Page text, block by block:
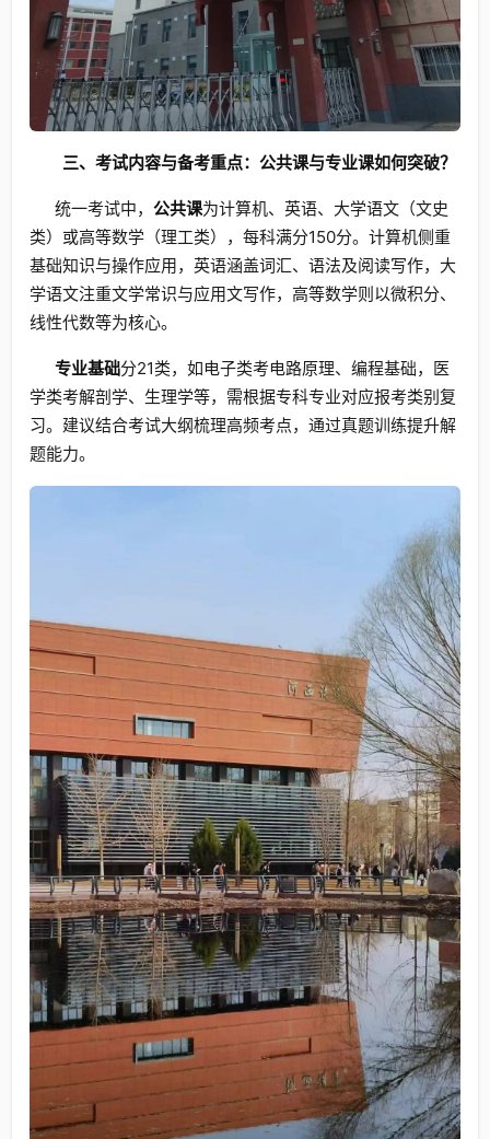
三、考试内容与备考重点：公共课与专业课如何突破？
统一考试中， 公共课为计算机、英语、大学语文（文史
类）或高等数学（理工类），每科满分150分。计算机侧重
基础知识与操作应用，英语涵盖词汇、语法及阅读写作，大
学语文注重文学常识与应用文写作，高等数学则以微积分、
线性代数等为核心。
专业基础分21类，如电子类考电路原理、编程基础，医
学类考解剖学、生理学等，需根据专科专业对应报考类别复
习。建议结合考试大纲梳理高频考点，通过真题训练提升解
题能力。